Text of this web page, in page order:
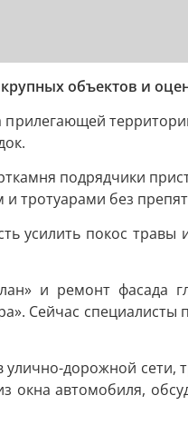
объектов и
подрядчики
без
усилить покос
и ремонт фасада
Сейчас
улично-дорожной
окна автомобиля,